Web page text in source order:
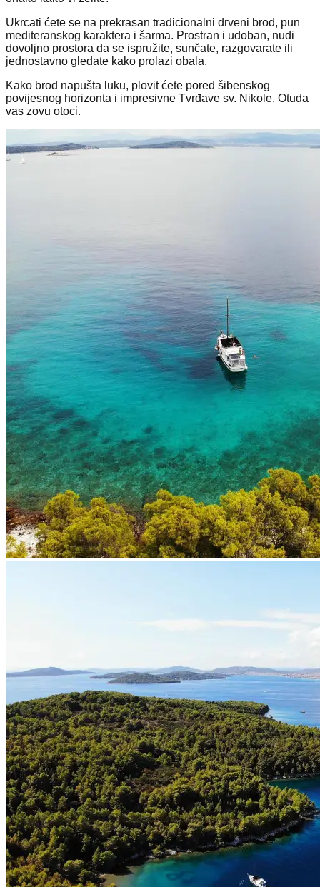
Ukrcati ćete se na prekrasan tradicionalni drveni brod, pun
mediteranskog karaktera i šarma. Prostran i udoban, nudi
dovoljno prostora da se ispružite, sunčate, razgovarate ili
jednostavno gledate kako prolazi obala.
Kako brod napušta luku, plovit ćete pored šibenskog
povijesnog horizonta i impresivne Tvrđave sv. Nikole. Otuda
vas zovu otoci.